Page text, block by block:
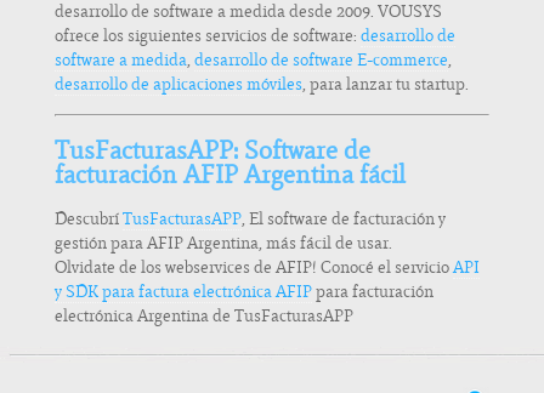
desarrollo de software a medida desde 2009. VOUSYS
ofrece los siguientes servicios de software: desarrollo de
software a medida, desarrollo de software E-commerce,
desarrollo de aplicaciones móviles, para lanzar tu startup.
TusFacturasAPP: Software de
facturación AFIP Argentina fácil
DescubríTusFacturasAPP, El software de facturación y
gestión para AFIP Argentina, más fácil de usar.
Olvidate de los webservices de AFIP! Conocé el servicioAPI
y SDK para factura electrónica AFIPpara facturación
electrónica Argentina de TusFacturasAPP